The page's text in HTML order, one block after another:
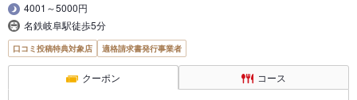
4001～5000円
名鉄岐阜駅徒歩5分
口コミ投稿特典対象店 適格請求書発行事業者
クーポン コース